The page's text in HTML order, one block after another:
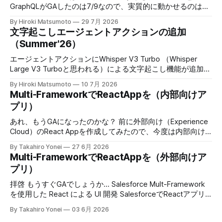
GraphQLがGAしたのは7/9なので、実質的に動かせるのは、
available starting June 3, 2026. Develop React Apps with
Salesforce Multi-Framework (Generally Available)
When: This feature is generally available starting July 9,
2026. Get Record Data in Your React Apps with Data SDK
and
By Hiroki Matsumoto 29 7月 2026
文字起こしエージェントアクションの追加
（Summer'26）
エージェントアクションにWhisper V3 Turbo （Whisper
Large V3 Turboと思われる）による文字起こし機能が追加。
5MB未満 * 話者識別やタイムスタンプはない。 電話音声だ
と帯域狭いから、適切な前処理すれば50分ぐらいいけるか
も。MP3 64Kbpsだと10分ほどの計算になる。 Choose a
Transcription Model for the Speech to Text Agent Action
Use the Transcription Model parameter on the Speech to
Text action to control which model converts audio to text.
Choose the model
By Hiroki Matsumoto 10 7月 2026
Multi-FrameworkでReactAppを（内部向けア
プリ）
あれ、もうGAになったのかな？ 前に外部向け（Experience
Cloud）のReact Appを作成してみたので、今度は内部向け
のか試してみよう。 内部向けのsfdxプロジェクトを作成 今
回は --template に reactinternalapp を指定する $ sf
template generate project --name wkInReactApp --
template reactinternalapp npmパッケージのインストール＆
ビルド READMEにある通りに、作成したプロジェクトのルー
トディレクトリで、以下を実行する $ npm install $ npm run
sf-project-setup > @salesforce/ui-bundle-template-base-
By Takahiro Yonei 27 6月 2026
Multi-FrameworkでReactAppを（外部向けア
プリ）
拝啓 もうすぐGAでしょうか... Salesforce Mult-Framework
を使用した React による UI 開発 SalesforceでReactアプリ
してみます。 以下、ご参考 GitHub -
By Takahiro Yonei 03 6月 2026